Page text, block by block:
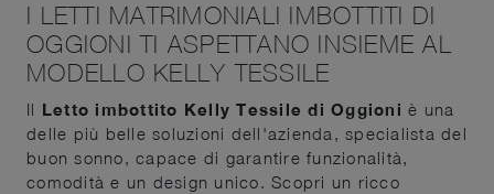
I LETTI MATRIMONIALI IMBOTTITI DI
OGGIONI TI ASPETTANO INSIEME AL
MODELLO KELLY TESSILE
Il Letto imbottito Kelly Tessile di Oggioni è una
delle più belle soluzioni dell'azienda, specialista del
buon sonno, capace di garantire funzionalità,
comodità e un design unico. Scopri un ricco